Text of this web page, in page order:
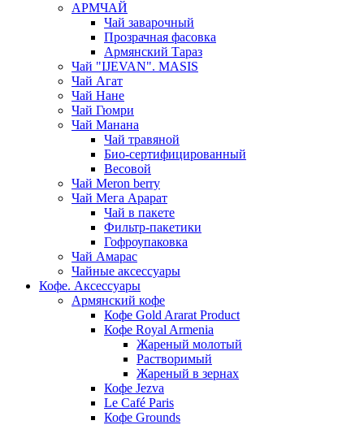
АРМЧАЙ
Чай заварочный
Прозрачная фасовка
Армянский Тараз
Чай "IJEVAN". MASIS
Чай Агат
Чай Нане
Чай Гюмри
Чай Манана
Чай травяной
Био-сертифицированный
Весовой
Чай Meron berry
Чай Мега Арарат
Чай в пакете
Фильтр-пакетики
Гофроупаковка
Чай Амарас
Чайные аксессуары
Кофе. Аксессуары
Армянский кофе
Кофе Gold Ararat Product
Кофе Royal Armenia
Жареный молотый
Растворимый
Жареный в зернах
Кофе Jezva
Le Café Paris
Кофе Grounds